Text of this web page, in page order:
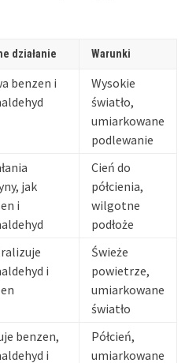
działanie Warunki
benzen i
Wysokie
światło,
umiarkowane
podlewanie
jak
i
Cień do
półcienia,
wilgotne
podłoże
i
Świeże
powietrze,
umiarkowane
światło
benzen,
i
Półcień,
umiarkowane